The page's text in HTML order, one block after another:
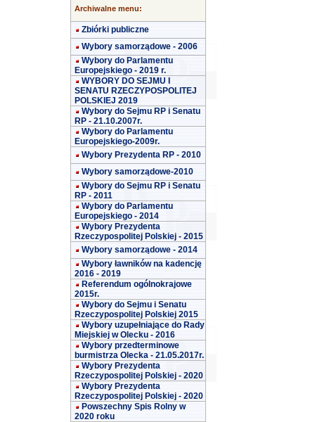
Archiwalne menu:
Zbiórki publiczne
Wybory samorządowe - 2006
Wybory do Parlamentu
Europejskiego - 2019 r.
WYBORY DO SEJMU I
SENATU RZECZYPOSPOLITEJ
POLSKIEJ 2019
Wybory do Sejmu RP i Senatu
RP - 21.10.2007r.
Wybory do Parlamentu
Europejskiego-2009r.
Wybory Prezydenta RP - 2010
Wybory samorządowe-2010
Wybory do Sejmu RP i Senatu
RP - 2011
Wybory do Parlamentu
Europejskiego - 2014
Wybory Prezydenta
Rzeczypospolitej Polskiej - 2015
Wybory samorządowe - 2014
Wybory ławników na kadencję
2016 - 2019
Referendum ogólnokrajowe
2015r.
Wybory do Sejmu i Senatu
Rzeczypospolitej Polskiej 2015
Wybory uzupełniające do Rady
Miejskiej w Olecku - 2016
Wybory przedterminowe
burmistrza Olecka - 21.05.2017r.
Wybory Prezydenta
Rzeczypospolitej Polskiej - 2020
Wybory Prezydenta
Rzeczypospolitej Polskiej - 2020
Powszechny Spis Rolny w
2020 roku